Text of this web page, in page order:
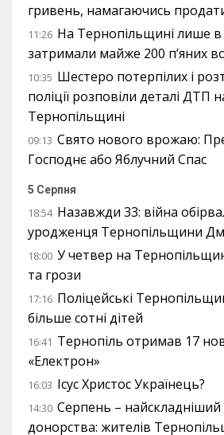
гривень, намагаючись
11:26 На Тернопільщині лише в
затримали майже 200 п’яних
10:35 Шестеро потерпілих і
поліції розповіли деталі ДТП
Тернопільщині
09:13 Свято нового врожаю:
Господнє або Яблучний Спас
5 Серпня
18:54 Назавжди 33: війна
уродженця Тернопільщини
18:00 У четвер на
та грози
17:16 Поліцейські
більше сотні дітей
16:41 Тернопіль отримав 17
«Електрон»
16:03 Ісус Христос Українець?
14:30 Серпень – найскладніший
донорства: жителів